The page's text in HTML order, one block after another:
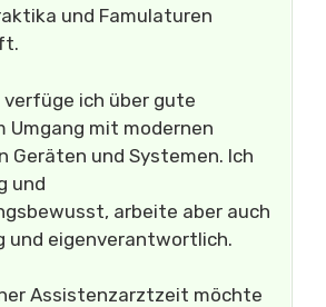
und Famulaturen
verfüge ich über gute
Umgang mit modernen
Geräten und Systemen. Ich
und
arbeite aber auch
und eigenverantwortlich.
Assistenzarztzeit möchte